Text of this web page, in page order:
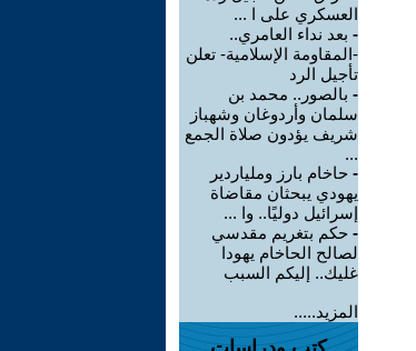
العسكري على ا ...
- بعد نداء العامري..
-المقاومة الإسلامية- تعلن
تأجيل الرد
- بالصور.. محمد بن
سلمان وأردوغان وشهباز
شريف يؤدون صلاة الجمع
...
- حاخام بارز وملياردير
يهودي يبحثان مقاضاة
إسرائيل دوليًا.. وا ...
- حكم بتغريم مقدسي
لصالح الحاخام يهودا
غليك.. إليكم السبب
المزيد.....